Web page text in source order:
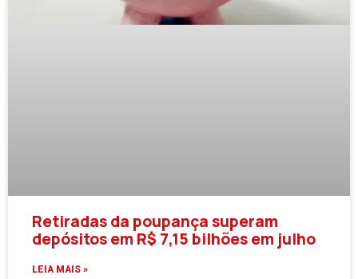
Retiradas da poupança superam
depósitos em R$ 7,15 bilhões em julho
LEIA MAIS »